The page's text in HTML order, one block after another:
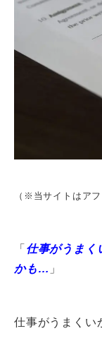
（※当サイトはア
「 仕事がうまく
かも… 」
仕事がうまくい